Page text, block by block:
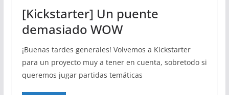
[Kickstarter] Un puente
demasiado WOW
¡Buenas tardes generales! Volvemos a Kickstarter
para un proyecto muy a tener en cuenta, sobretodo si
queremos jugar partidas temáticas